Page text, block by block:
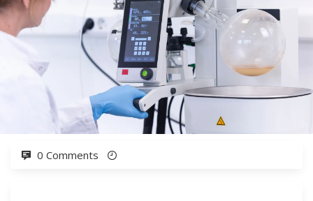
0 Comments